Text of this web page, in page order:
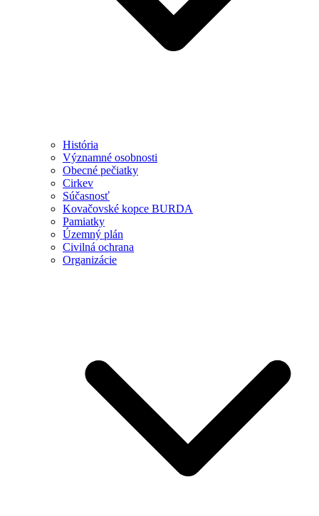
História
Významné osobnosti
Obecné pečiatky
Cirkev
Súčasnosť
Kovačovské kopce BURDA
Pamiatky
Územný plán
Civilná ochrana
Organizácie